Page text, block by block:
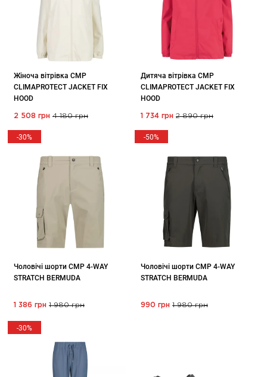
Жіноча вітрівка CMP
CLIMAPROTECT JACKET FIX
HOOD
2 508 грн 4 180 грн
Дитяча вітрівка CMP
CLIMAPROTECT JACKET FIX
HOOD
1 734 грн 2 890 грн
-30%
Чоловічі шорти CMP 4-WAY
STRATCH BERMUDA
1 386 грн 1 980 грн
-50%
Чоловічі шорти CMP 4-WAY
STRATCH BERMUDA
990 грн 1 980 грн
-30%